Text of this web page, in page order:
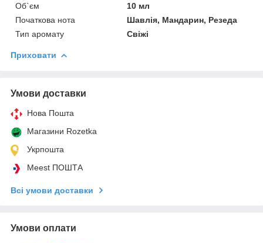
Об`єм
10 мл
Початкова нота
Шавлія, Мандарин, Резеда
Тип аромату
Свіжі
Приховати
Умови доставки
Нова Пошта
Магазини Rozetka
Укрпошта
Meest ПОШТА
Всі умови доставки
Умови оплати